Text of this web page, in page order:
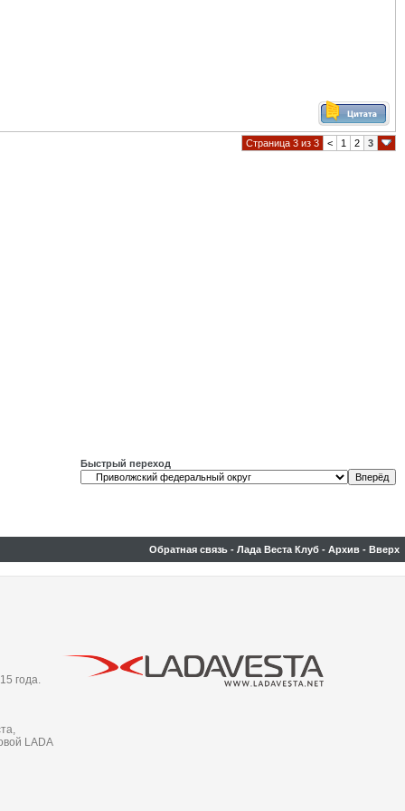
Страница 3 из 3 < 1 2 3
Быстрый переход
Обратная связь - Лада Веста Клуб - Архив - Вверх
года.
LADA